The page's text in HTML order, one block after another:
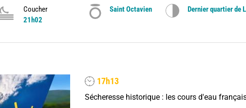
Coucher
21h02
Saint Octavien Dernier quartier de
17h13